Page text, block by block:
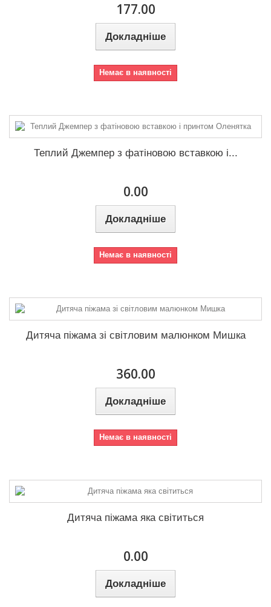
177.00
Докладніше
Немає в наявності
Теплий Джемпер з фатіновою вставкою і...
0.00
Докладніше
Немає в наявності
Дитяча піжама зі світловим малюнком Мишка
360.00
Докладніше
Немає в наявності
Дитяча піжама яка світиться
0.00
Докладніше